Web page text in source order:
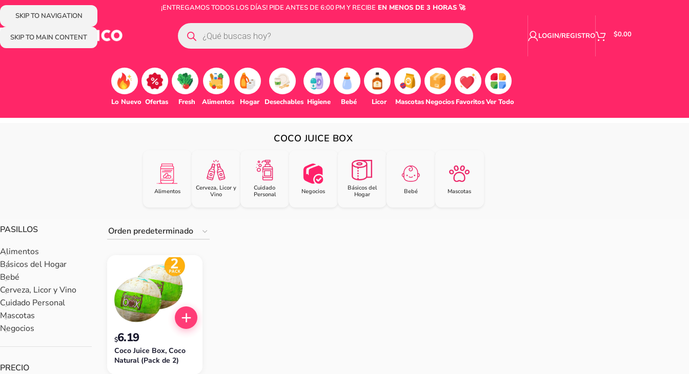
SKIP TO NAVIGATION
SKIP TO MAIN CONTENT
¡ENTREGAMOS TODOS LOS DÍAS! PIDE ANTES DE 6:00 PM Y RECIBE EN MENOS DE 3 HORAS 🚀
LOGIN/REGISTRO $0.00
Lo Nuevo Ofertas Fresh Alimentos Hogar Desechables Higiene Bebé Licor Mascotas Negocios FavoritosVer Todo
COCO JUICE BOX
Alimentos
Cerveza, Licor y
Vino
Cuidado
Personal
Negocios
Básicos del
Hogar
Bebé Mascotas
PASILLOS
Alimentos
Básicos del Hogar
Bebé
Cerveza, Licor y Vino
Cuidado Personal
Mascotas
Negocios
PRECIO
Coco Juice Box, Coco
Natural (Pack de 2)
$6.19